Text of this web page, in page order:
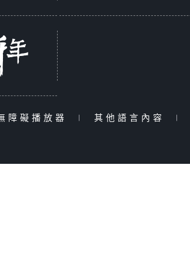
障礙播放器 | 其他語言內容 |